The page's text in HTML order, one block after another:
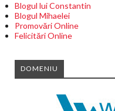
Blogul lui Constantin
Blogul Mihaelei
Promovări Online
Felicitări Online
DOMENIU